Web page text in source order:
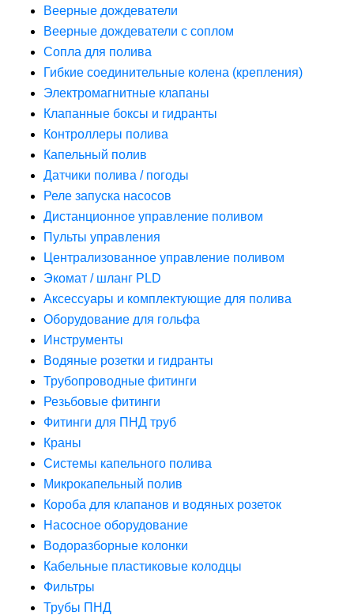
Веерные дождеватели
Веерные дождеватели с соплом
Сопла для полива
Гибкие соединительные колена (крепления)
Электромагнитные клапаны
Клапанные боксы и гидранты
Контроллеры полива
Капельный полив
Датчики полива / погоды
Реле запуска насосов
Дистанционное управление поливом
Пульты управления
Централизованное управление поливом
Экомат / шланг PLD
Аксессуары и комплектующие для полива
Оборудование для гольфа
Инструменты
Водяные розетки и гидранты
Трубопроводные фитинги
Резьбовые фитинги
Фитинги для ПНД труб
Краны
Системы капельного полива
Микрокапельный полив
Короба для клапанов и водяных розеток
Насосное оборудование
Водоразборные колонки
Кабельные пластиковые колодцы
Фильтры
Трубы ПНД